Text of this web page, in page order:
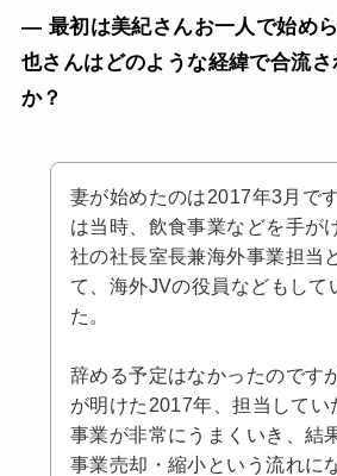
— 最初は美紀さんお一人で始め
也さんはどのような経緯で合流さ
か？
妻が始めたのは2017年3月で
は当時、飲食事業などを手が
社の社長室長兼海外事業担当
て、海外JVの役員などもして
た。
辞める予定はなかったのです
が明けた2017年、担当してい
事業が非常にうまくいき、結
事業売却・縮小という流れに